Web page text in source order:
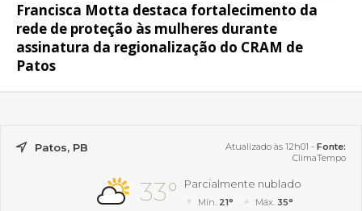
Francisca Motta destaca fortalecimento da
rede de proteção às mulheres durante
assinatura da regionalização do CRAM de
Patos
Patos, PB Atualizado às 12h01 - Fonte:
ClimaTempo
33° Parcialmente nublado
Mín. 21° Máx. 35°